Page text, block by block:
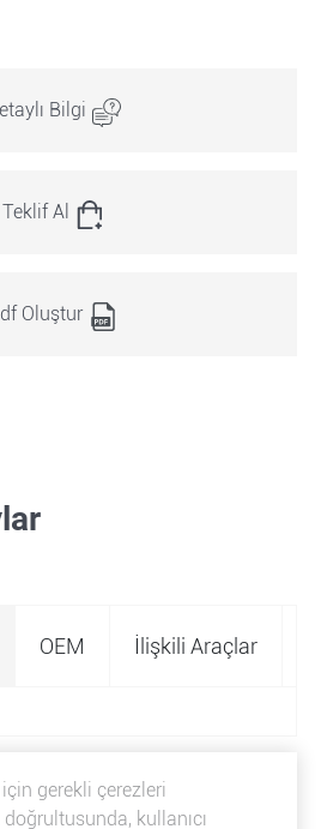
Bilgi
Teklif Al
Oluştur
OEM İlişkili Araçlar
gerekli çerezleri
kullanıcı